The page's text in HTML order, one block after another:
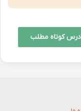
کوتاه مطلب